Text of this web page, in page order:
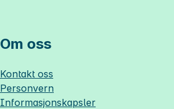
Om oss
Kontakt oss
Personvern
Informasjonskapsler